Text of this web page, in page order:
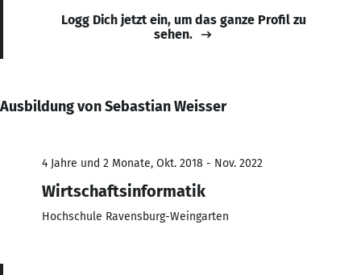
Logg Dich jetzt ein, um das ganze Profil zu
sehen.
Ausbildung von Sebastian Weisser
4 Jahre und 2 Monate, Okt. 2018 - Nov. 2022
Wirtschaftsinformatik
Hochschule Ravensburg-Weingarten